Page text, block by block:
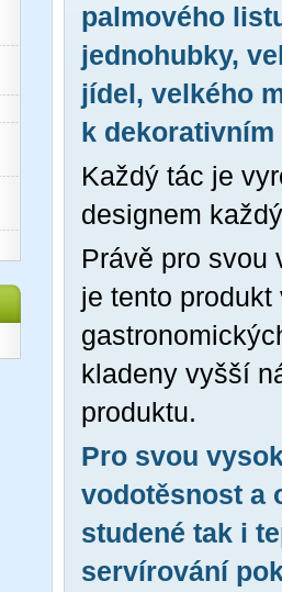
palmového
jednohubky,
jídel, velkého
k dekorativním
Každý tác je
designem
Právě pro svou
je tento
kladeny vyšší
produktu.
Pro svou
vodotěsnost a
studené tak i
servírování